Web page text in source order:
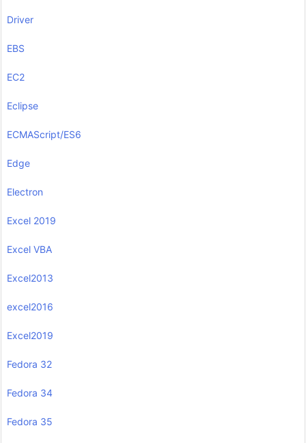
Driver
EBS
EC2
Eclipse
ECMAScript/ES6
Edge
Electron
Excel 2019
Excel VBA
Excel2013
excel2016
Excel2019
Fedora 32
Fedora 34
Fedora 35